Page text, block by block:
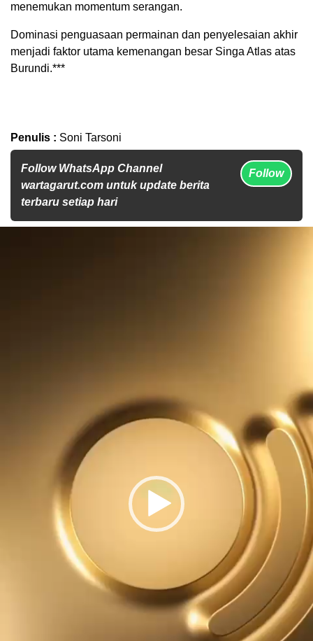
menemukan momentum serangan.
Dominasi penguasaan permainan dan penyelesaian akhir
menjadi faktor utama kemenangan besar Singa Atlas atas
Burundi.***
Penulis : Soni Tarsoni
Follow WhatsApp Channel
wartagarut.com untuk update berita
terbaru setiap hari
Follow